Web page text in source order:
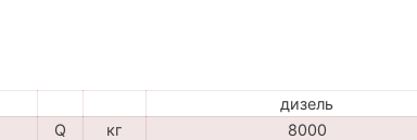
дизель
Q кг
8000